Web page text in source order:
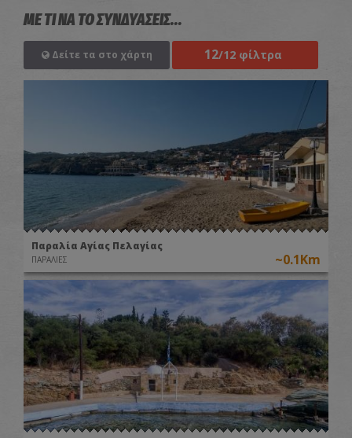
ΜΕ ΤΙ ΝΑ ΤΟ ΣΥΝΔΥΑΣΕΙΣ...
Δείτε τα στο χάρτη 12/12 φίλτρα
Παραλία Αγίας Πελαγίας
ΠΑΡΑΛΙΕΣ ~0.1Km